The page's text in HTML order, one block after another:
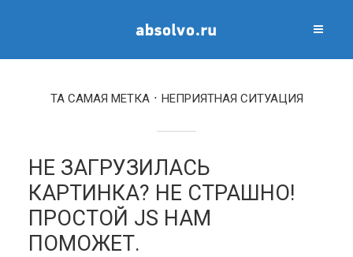
ТА САМАЯ МЕТКА НЕПРИЯТНАЯ СИТУАЦИЯ
НЕ ЗАГРУЗИЛАСЬ
КАРТИНКА? НЕ СТРАШНО!
ПРОСТОЙ JS НАМ
ПОМОЖЕТ.